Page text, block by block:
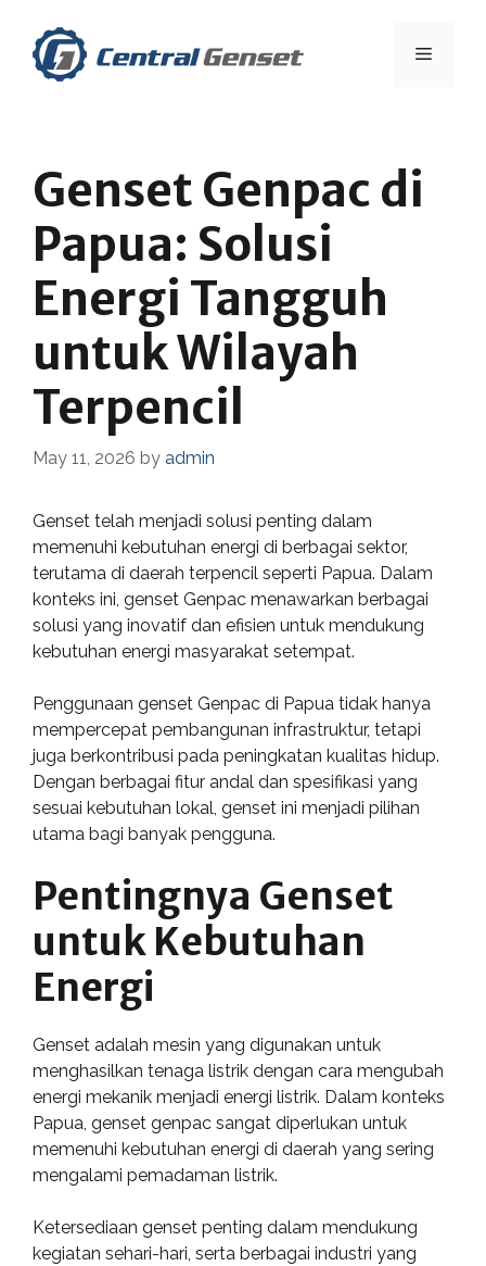
content
Menu
Genset Genpac di
Papua: Solusi
Energi Tangguh
untuk Wilayah
Terpencil
May 11, 2026 by admin
Genset telah menjadi solusi penting dalam
memenuhi kebutuhan energi di berbagai sektor,
terutama di daerah terpencil seperti Papua. Dalam
konteks ini, genset Genpac menawarkan berbagai
solusi yang inovatif dan efisien untuk mendukung
kebutuhan energi masyarakat setempat.
Penggunaan genset Genpac di Papua tidak hanya
mempercepat pembangunan infrastruktur, tetapi
juga berkontribusi pada peningkatan kualitas hidup.
Dengan berbagai fitur andal dan spesifikasi yang
sesuai kebutuhan lokal, genset ini menjadi pilihan
utama bagi banyak pengguna.
Pentingnya Genset
untuk Kebutuhan
Energi
Genset adalah mesin yang digunakan untuk
menghasilkan tenaga listrik dengan cara mengubah
energi mekanik menjadi energi listrik. Dalam konteks
Papua, genset genpac sangat diperlukan untuk
memenuhi kebutuhan energi di daerah yang sering
mengalami pemadaman listrik.
Ketersediaan genset penting dalam mendukung
kegiatan sehari-hari, serta berbagai industri yang